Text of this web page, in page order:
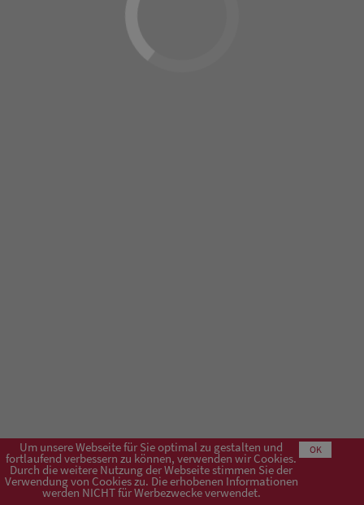
Um unsere Webseite für Sie optimal zu gestalten und
fortlaufend verbessern zu können, verwenden wir Cookies.
Durch die weitere Nutzung der Webseite stimmen Sie der
Verwendung von Cookies zu. Die erhobenen Informationen
werden NICHT für Werbezwecke verwendet.
OK
Impressum AGB Datenschutzerklärung